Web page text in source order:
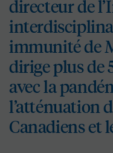
directeur de
immunité de
dirige plus de
avec la
l’atténuation
Canadiens et